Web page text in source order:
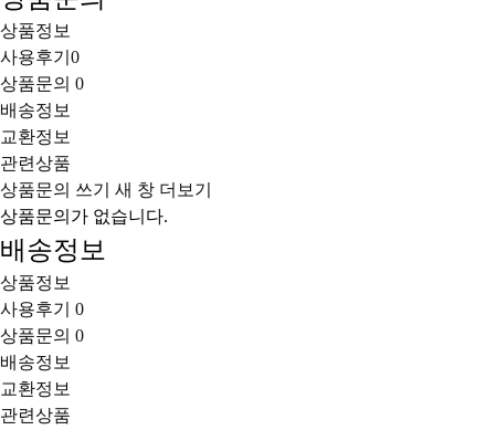
상품정보
사용후기 0
상품문의 0
배송정보
교환정보
관련상품
상품문의 쓰기
새 창 더보기
상품문의가 없습니다.
배송정보
상품정보
사용후기 0
상품문의 0
배송정보
교환정보
관련상품